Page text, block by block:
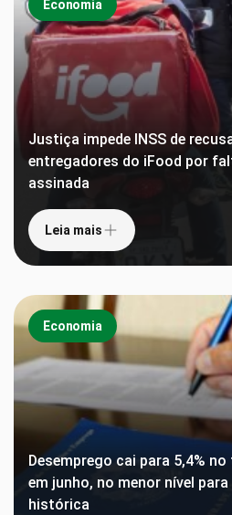
Economia
Justiça impede INSS de
entregadores do iFood por
assinada
Leia mais
Economia
Desemprego cai para 5,4%
em junho, no menor nível
histórica